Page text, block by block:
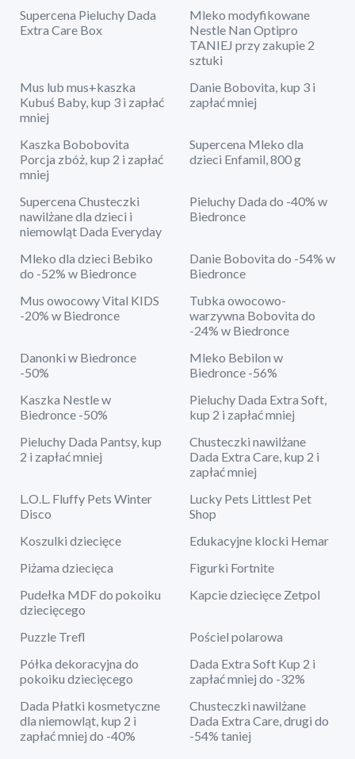
Supercena Pieluchy Dada
Extra Care Box
Mleko modyfikowane
Nestle Nan Optipro
TANIEJ przy zakupie 2
sztuki
Mus lub mus+kaszka
Kubuś Baby, kup 3 i zapłać
mniej
Danie Bobovita, kup 3 i
zapłać mniej
Kaszka Bobobovita
Porcja zbóż, kup 2 i zapłać
mniej
Supercena Mleko dla
dzieci Enfamil, 800 g
Supercena Chusteczki
nawilżane dla dzieci i
niemowląt Dada Everyday
Pieluchy Dada do -40% w
Biedronce
Mleko dla dzieci Bebiko
do -52% w Biedronce
Danie Bobovita do -54% w
Biedronce
Mus owocowy Vital KIDS
-20% w Biedronce
Tubka owocowo-
warzywna Bobovita do
-24% w Biedronce
Danonki w Biedronce
-50%
Mleko Bebilon w
Biedronce -56%
Kaszka Nestle w
Biedronce -50%
Pieluchy Dada Extra Soft,
kup 2 i zapłać mniej
Pieluchy Dada Pantsy, kup
2 i zapłać mniej
Chusteczki nawilżane
Dada Extra Care, kup 2 i
zapłać mniej
L.O.L. Fluffy Pets Winter
Disco
Lucky Pets Littlest Pet
Shop
Koszulki dziecięce
Edukacyjne klocki Hemar
Piżama dziecięca
Figurki Fortnite
Pudełka MDF do pokoiku
dziecięcego
Kapcie dziecięce Zetpol
Puzzle Trefl
Pościel polarowa
Półka dekoracyjna do
pokoiku dziecięcego
Dada Extra Soft Kup 2 i
zapłać mniej do -32%
Dada Płatki kosmetyczne
dla niemowląt, kup 2 i
zapłać mniej do -40%
Chusteczki nawilżane
Dada Extra Care, drugi do
-54% taniej